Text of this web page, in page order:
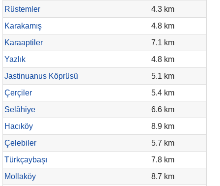
Rüstemler
4.3 km
Karakamış
4.8 km
Karaaptiler
7.1 km
Yazlık
4.8 km
Jastinuanus Köprüsü
5.1 km
Çerçiler
5.4 km
Selâhiye
6.6 km
Hacıköy
8.9 km
Çelebiler
5.7 km
Türkçaybaşı
7.8 km
Mollaköy
8.7 km